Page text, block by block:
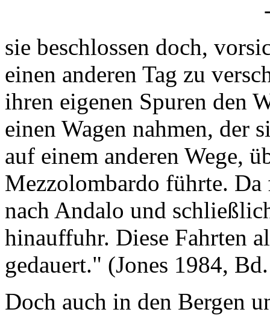
sie beschlossen doch,
einen anderen Tag zu
ihren eigenen Spuren den
einen Wagen nahmen, der
auf einem anderen Wege,
Mezzolombardo führte. Da
nach Andalo und
hinauffuhr. Diese Fahrten
gedauert." (Jones 1984,
Doch auch in den Bergen